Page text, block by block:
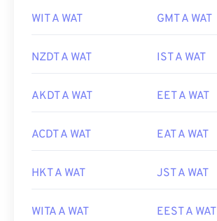
WIT A WAT GMT A WAT
NZDT A WAT IST A WAT
AKDT A WAT EET A WAT
ACDT A WAT EAT A WAT
HKT A WAT JST A WAT
WITA A WAT EEST A WAT